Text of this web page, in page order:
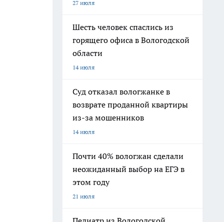
27 июля
Шесть человек спаслись из
горящего офиса в Вологодской
области
14 июля
Суд отказал вологжанке в
возврате проданной квартиры
из-за мошенников
14 июля
Почти 40% вологжан сделали
неожиданный выбор на ЕГЭ в
этом году
21 июля